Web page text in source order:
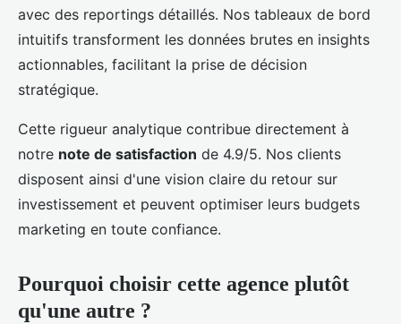
avec des reportings détaillés. Nos tableaux de bord
intuitifs transforment les données brutes en insights
actionnables, facilitant la prise de décision
stratégique.
Cette rigueur analytique contribue directement à
notre note de satisfaction de 4.9/5. Nos clients
disposent ainsi d'une vision claire du retour sur
investissement et peuvent optimiser leurs budgets
marketing en toute confiance.
Pourquoi choisir cette agence plutôt
qu'une autre ?